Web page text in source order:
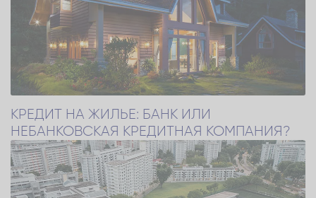
КРЕДИТ НА ЖИЛЬЕ: БАНК ИЛИ
НЕБАНКОВСКАЯ КРЕДИТНАЯ КОМПАНИЯ?